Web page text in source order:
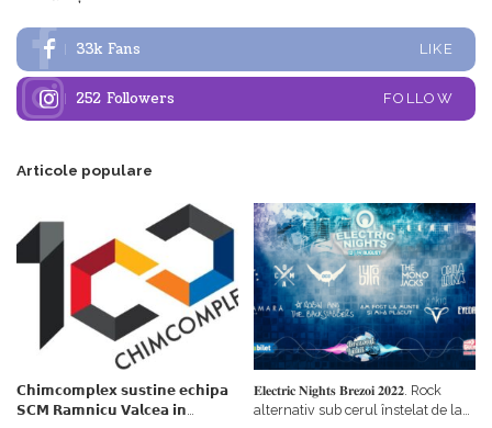
33k Fans LIKE
252 Followers FOLLOW
Articole populare
𝗖𝗵𝗶𝗺𝗰𝗼𝗺𝗽𝗹𝗲𝘅 𝘀𝘂𝘀𝘁𝗶𝗻𝗲 𝗲𝗰𝗵𝗶𝗽𝗮
𝗦𝗖𝗠 𝗥𝗮𝗺𝗻𝗶𝗰𝘂 𝗩𝗮𝗹𝗰𝗲𝗮 𝗶𝗻
𝐄𝐥𝐞𝐜𝐭𝐫𝐢𝐜 𝐍𝐢𝐠𝐡𝐭𝐬 𝐁𝐫𝐞𝐳𝐨𝐢 𝟐𝟎𝟐𝟐. Rock
alternativ sub cerul înstelat de la